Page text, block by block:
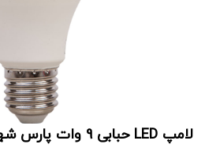
لامپ LED حبابی 9 وات پارس شهاب مدل 9W